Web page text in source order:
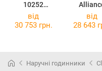
10252
37RNGCA GRN
241818
від
30 753 грн.
від
28 643
Наручні годинники